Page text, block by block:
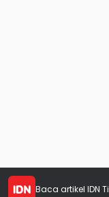
Baca artikel IDN